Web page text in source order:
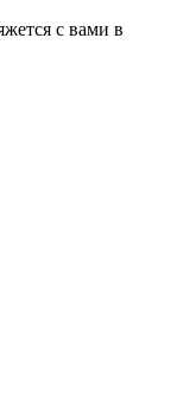
с вами в